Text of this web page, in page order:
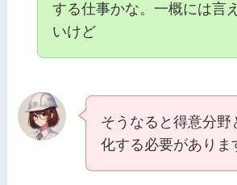
する仕事かな。一概には言
いけど
そうなると得意分野
化する必要がありま